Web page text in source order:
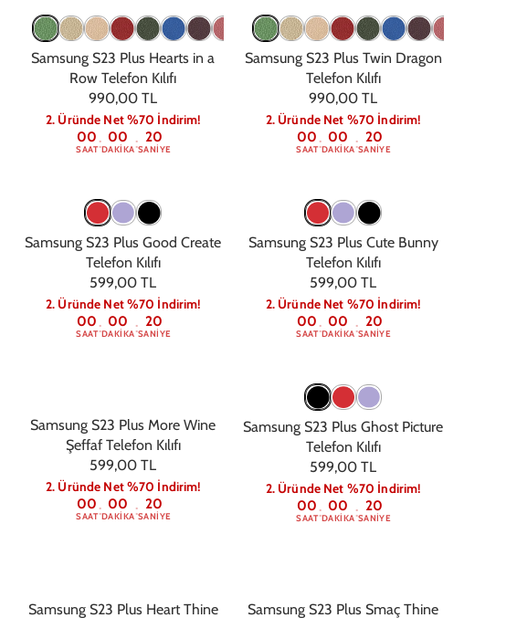
Samsung S23 Plus Hearts in a
Row Telefon Kılıfı
990,00 TL
2. Üründe Net %70 İndirim!
00
SAAT: 00
DAKIKA: 19
SANIYE
Samsung S23 Plus Twin Dragon
Telefon Kılıfı
990,00 TL
2. Üründe Net %70 İndirim!
00
SAAT: 00
DAKIKA: 19
SANIYE
Samsung S23 Plus Good Create
Telefon Kılıfı
599,00 TL
2. Üründe Net %70 İndirim!
00
SAAT: 00
DAKIKA: 19
SANIYE
Samsung S23 Plus Cute Bunny
Telefon Kılıfı
599,00 TL
2. Üründe Net %70 İndirim!
00
SAAT: 00
DAKIKA: 19
SANIYE
Samsung S23 Plus More Wine
Şeffaf Telefon Kılıfı
599,00 TL
2. Üründe Net %70 İndirim!
00
SAAT: 00
DAKIKA: 19
SANIYE
Samsung S23 Plus Ghost Picture
Telefon Kılıfı
599,00 TL
2. Üründe Net %70 İndirim!
00
SAAT: 00
DAKIKA: 19
SANIYE
Samsung S23 Plus Heart Thine
Samsung S23 Plus Smaç Thine